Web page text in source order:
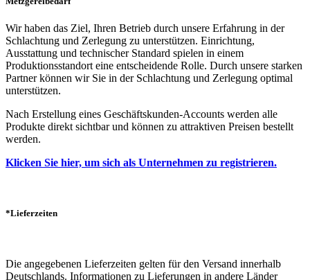
Wir haben das Ziel, Ihren Betrieb durch unsere Erfahrung in der
Schlachtung und Zerlegung zu unterstützen. Einrichtung,
Ausstattung und technischer Standard spielen in einem
Produktionsstandort eine entscheidende Rolle. Durch unsere starken
Partner können wir Sie in der Schlachtung und Zerlegung optimal
unterstützen.
Nach Erstellung eines Geschäftskunden-Accounts werden alle
Produkte direkt sichtbar und können zu attraktiven Preisen bestellt
werden.
Klicken Sie hier, um sich als Unternehmen zu registrieren.
*Lieferzeiten
Die angegebenen Lieferzeiten gelten für den Versand innerhalb
Deutschlands. Informationen zu Lieferungen in andere Länder